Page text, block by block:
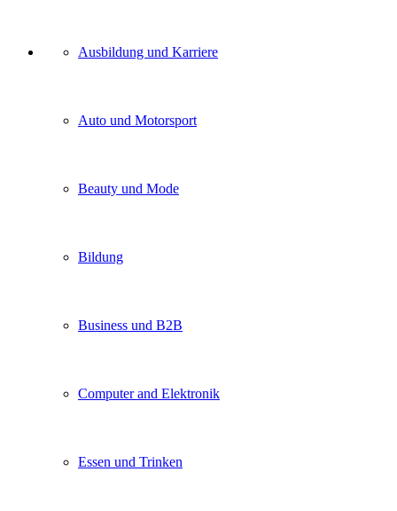
Unser
Kategorien
Ausbildung und Karriere
Auto und Motorsport
Beauty und Mode
Bildung
Business und B2B
Computer and Elektronik
Essen und Trinken